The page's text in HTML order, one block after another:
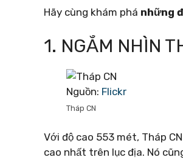
Hãy cùng khám phá những
1. NGẮM NHÌN
Nguồn: Flickr
Tháp CN
Với độ cao 553 mét, Tháp
cao nhất trên lục địa. Nó